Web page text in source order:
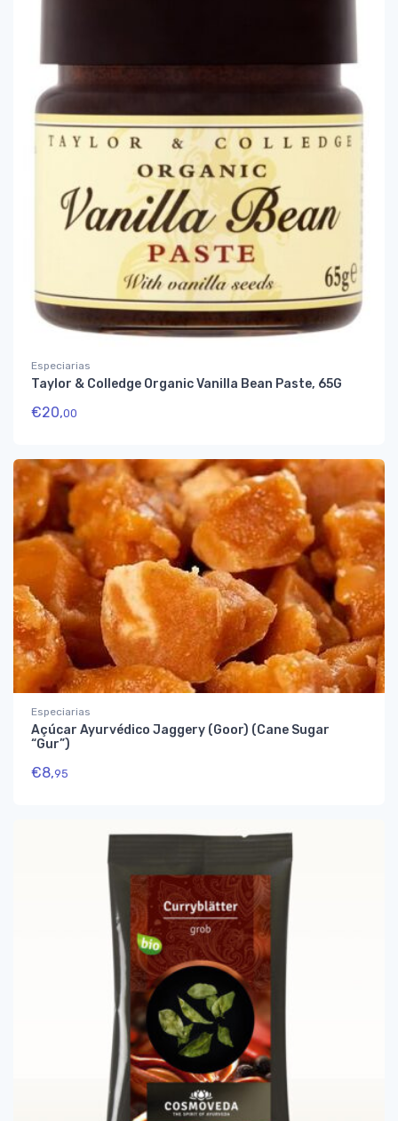
Especiarias
Taylor & Colledge Organic Vanilla Bean Paste, 65G
€20,00
Especiarias
Açúcar Ayurvédico Jaggery (Goor) (Cane Sugar
“Gur”)
€8,95